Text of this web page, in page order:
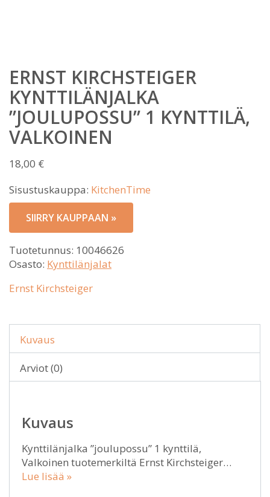
ERNST KIRCHSTEIGER
KYNTTILÄNJALKA
”JOULUPOSSU” 1 KYNTTILÄ,
VALKOINEN
18,00 €
Sisustuskauppa: KitchenTime
SIIRRY KAUPPAAN »
Tuotetunnus: 10046626
Osasto: Kynttilänjalat
Ernst Kirchsteiger
Kuvaus
Arviot (0)
Kuvaus
Kynttilänjalka ”joulupossu” 1 kynttilä,
Valkoinen tuotemerkiltä Ernst Kirchsteiger…
Lue lisää »